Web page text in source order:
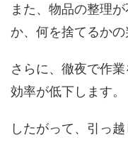
また、物品の整理
か、何を捨てるかの
さらに、徹夜で作
効率が低下します。
したがって、引っ